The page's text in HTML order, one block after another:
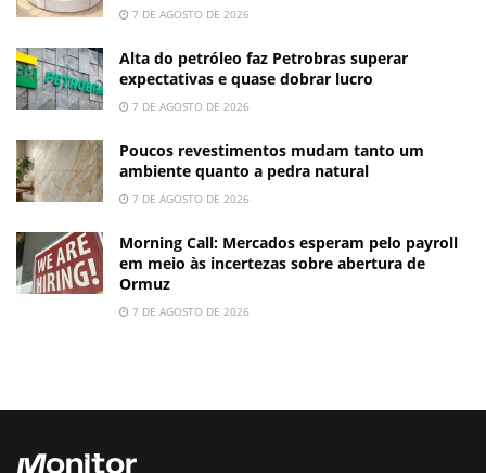
7 DE AGOSTO DE 2026
Alta do petróleo faz Petrobras superar
expectativas e quase dobrar lucro
7 DE AGOSTO DE 2026
Poucos revestimentos mudam tanto um
ambiente quanto a pedra natural
7 DE AGOSTO DE 2026
Morning Call: Mercados esperam pelo payroll
em meio às incertezas sobre abertura de
Ormuz
7 DE AGOSTO DE 2026